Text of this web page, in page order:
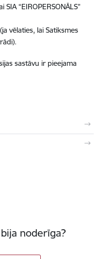
“EIROPERSONĀLS”
(ja vēlaties, lai Satiksmes
sastāvu ir pieejama
noderīga?